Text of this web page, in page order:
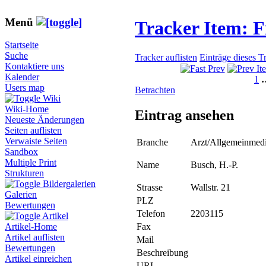
Menü
Startseite
Suche
Kontaktiere uns
Kalender
Users map
Wiki
Wiki-Home
Neueste Änderungen
Seiten auflisten
Verwaiste Seiten
Sandbox
Multiple Print
Strukturen
Bildergalerien
Galerien
Bewertungen
Artikel
Artikel-Home
Artikel auflisten
Bewertungen
Artikel einreichen
Tracker Item:
Tracker auflisten Einträge dieses
1
Betrachten
Eintrag ansehen
Branche Arzt/
Name Busch, H.-P.
Strasse
Wallstr. 21
PLZ
Telefon
2203115
Fax
Mail
Beschreibung